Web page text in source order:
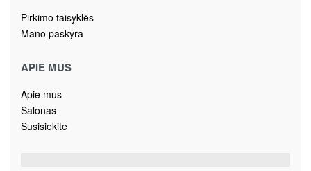
Pirkimo taisyklės
Mano paskyra
APIE MUS
Apie mus
Salonas
Susisiekite